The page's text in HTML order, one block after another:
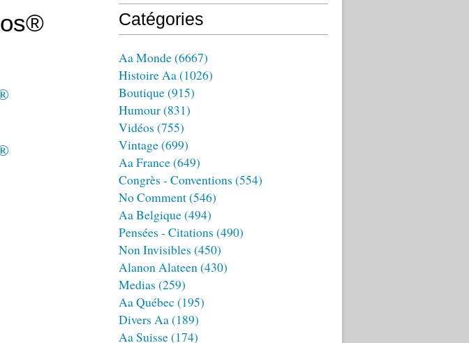
Catégories
Aa Monde(6667)
Histoire Aa(1026)
Boutique(915)
Humour(831)
Vidéos (755)
Vintage(699)
Aa France(649)
Congrès - Conventions (554)
No Comment(546)
Aa Belgique(494)
Pensées - Citations (490)
Non Invisibles (450)
Alanon Alateen(430)
Medias (259)
Aa Québec (195)
Divers Aa(189)
Aa Suisse(174)